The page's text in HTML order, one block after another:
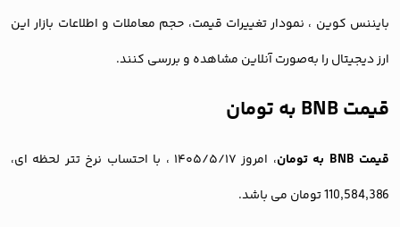
بایننس کوین ، نمودار تغییرات قیمت، حجم معاملات و اطلاعات بازار این
ارز دیجیتال را به‌صورت آنلاین مشاهده و بررسی کنند.
قیمت BNB به تومان
قیمت BNB به تومان
، امروز ۱۴۰۵/۵/۱۷ ، با احتساب نرخ تتر لحظه ای،
110,584,386 تومان می باشد.